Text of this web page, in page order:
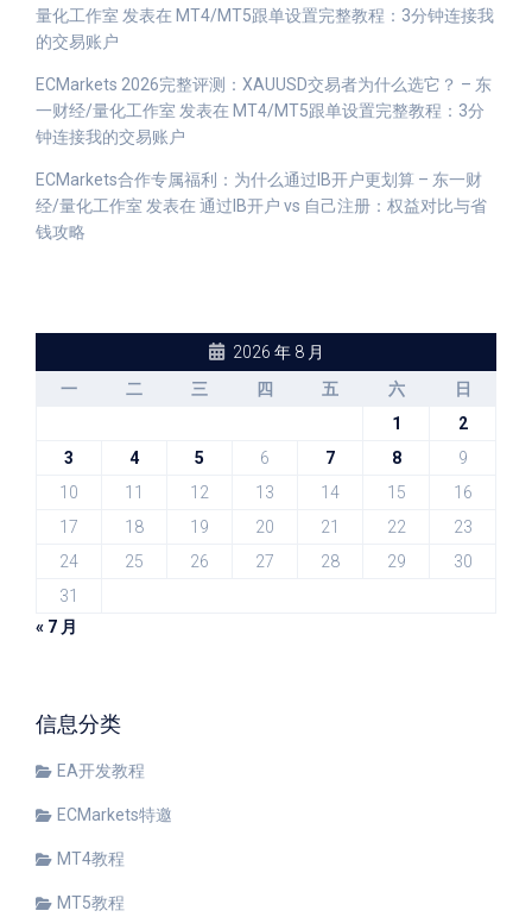
量化工作室 发表在 MT4/MT5跟单设置完整教程：3分钟连接我
的交易账户
ECMarkets 2026完整评测：XAUUSD交易者为什么选它？ – 东
一财经/量化工作室 发表在 MT4/MT5跟单设置完整教程：3分
钟连接我的交易账户
ECMarkets合作专属福利：为什么通过IB开户更划算 – 东一财
经/量化工作室 发表在 通过IB开户 vs 自己注册：权益对比与省
钱攻略
2026 年 8 月
一
二 三 四 五 六
日
1
2
3
4 5 6 7 8
9
10
11 12 13 14 15
16
17
18 19 20 21 22
23
24
25 26 27 28 29
30
31
« 7 月
信息分类
EA开发教程
ECMarkets特邀
MT4教程
MT5教程